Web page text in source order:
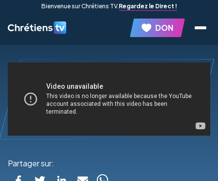
Bienvenue sur Chrétiens TV.Regardez le Direct !
DON
Partager sur: